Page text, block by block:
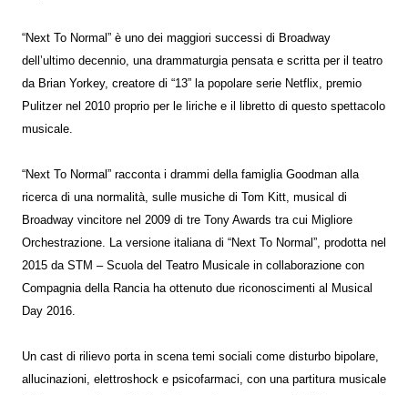
“Next To Normal” è uno dei maggiori successi di Broadway
dell’ultimo decennio, una drammaturgia pensata e scritta per il teatro
da Brian Yorkey, creatore di “13” la popolare serie Netflix, premio
Pulitzer nel 2010 proprio per le liriche e il libretto di questo spettacolo
musicale.
“Next To Normal” racconta i drammi della famiglia Goodman alla
ricerca di una normalità, sulle musiche di Tom Kitt, musical di
Broadway vincitore nel 2009 di tre Tony Awards tra cui Migliore
Orchestrazione. La versione italiana di “Next To Normal”, prodotta nel
2015 da STM – Scuola del Teatro Musicale in collaborazione con
Compagnia della Rancia ha ottenuto due riconoscimenti al Musical
Day 2016.
Un cast di rilievo porta in scena temi sociali come disturbo bipolare,
allucinazioni, elettroshock e psicofarmaci, con una partitura musicale